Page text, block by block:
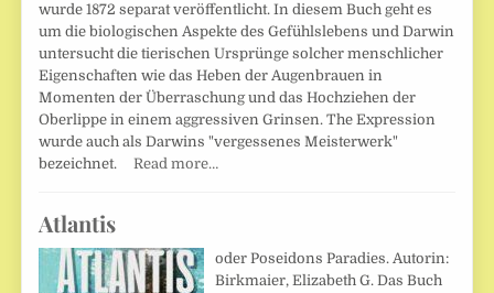
wurde 1872 separat veröffentlicht. In diesem Buch geht es
um die biologischen Aspekte des Gefühlslebens und Darwin
untersucht die tierischen Ursprünge solcher menschlicher
Eigenschaften wie das Heben der Augenbrauen in
Momenten der Überraschung und das Hochziehen der
Oberlippe in einem aggressiven Grinsen. The Expression
wurde auch als Darwins "vergessenes Meisterwerk"
bezeichnet.Read more…
Atlantis
oder Poseidons Paradies. Autorin:
Birkmaier, Elizabeth G. Das Buch